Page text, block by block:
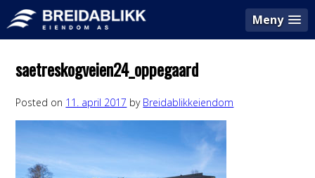
Meny
saetreskogveien24_oppegaard
Posted on 11. april 2017 by Breidablikkeiendom